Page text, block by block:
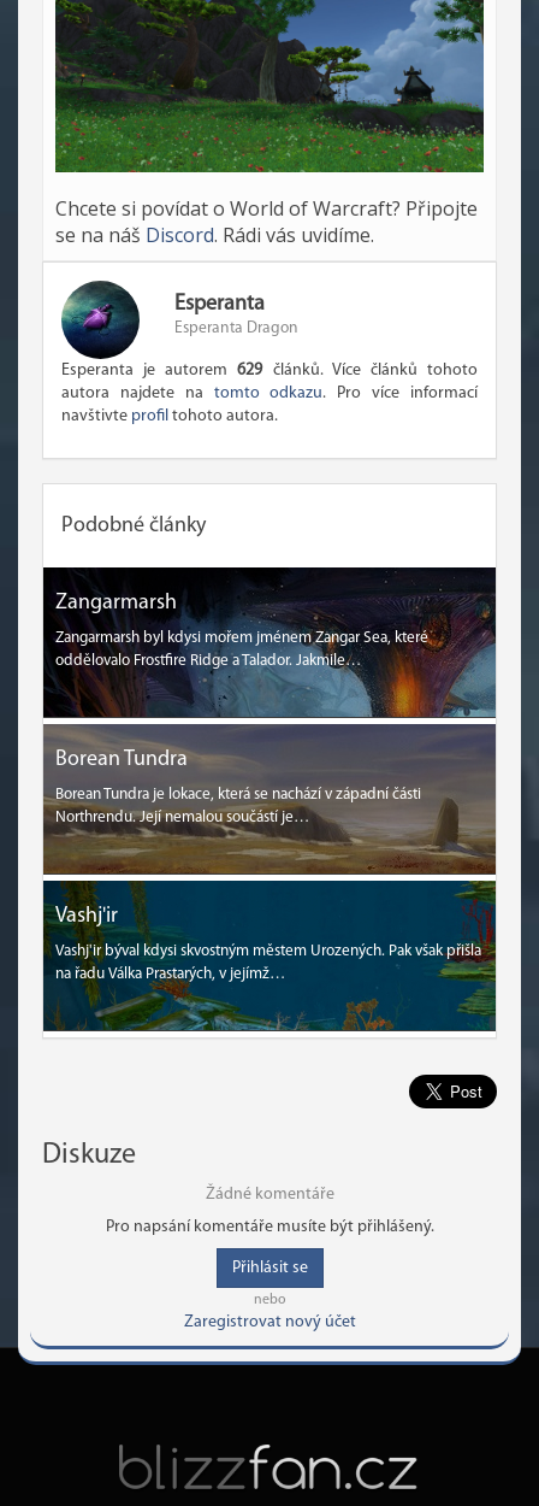
Chcete si povídat o World of Warcraft? Připojte
se na náš Discord. Rádi vás uvidíme.
Esperanta
Esperanta Dragon
Esperanta je autorem629článků. Více článků tohoto
autora najdete na tomto odkazu. Pro více informací
navštivte profil tohoto autora.
Podobné články
Zangarmarsh
Zangarmarsh byl kdysi mořem jménem Zangar Sea, které
oddělovalo Frostfire Ridge a Talador. Jakmile…
Borean Tundra
Borean Tundra je lokace, která se nachází v západní části
Northrendu. Její nemalou součástí je…
Vashj'ir
Vashj'ir býval kdysi skvostným městem Urozených. Pak však přišla
na řadu Válka Prastarých, v jejímž…
Diskuze
Žádné komentáře
Pro napsání komentáře musíte být přihlášený.
Přihlásit se
nebo
Zaregistrovat nový účet